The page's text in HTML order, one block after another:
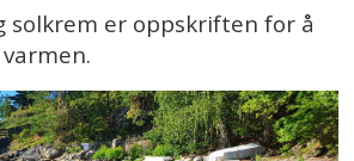
solkrem er oppskriften for å